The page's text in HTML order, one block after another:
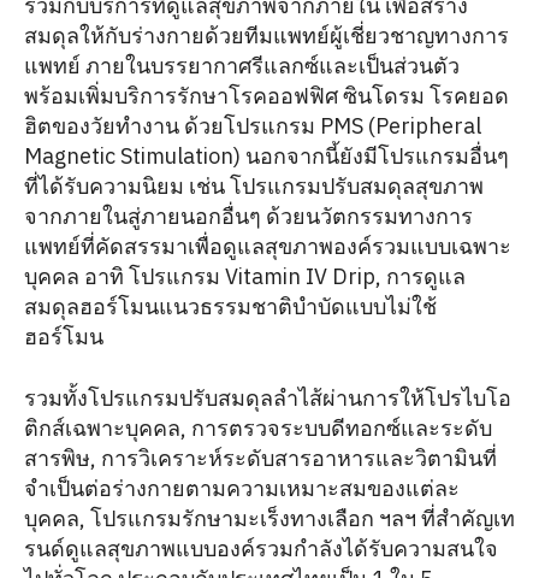
สมดุลให้กับร่างกายด้วยทีมแพทย์ผู้เชี่ยวชาญทางการ
แพทย์ ภายในบรรยากาศรีแลกซ์และเป็นส่วนตัว
พร้อมเพิ่มบริการรักษาโรคออฟฟิศ ซินโดรม โรคยอด
ฮิตของวัยทำงาน ด้วยโปรแกรม PMS (Peripheral
Magnetic Stimulation) นอกจากนี้ยังมีโปรแกรมอื่นๆ
ที่ได้รับความนิยม เช่น โปรแกรมปรับสมดุลสุขภาพ
จากภายในสู่ภายนอกอื่นๆ ด้วยนวัตกรรมทางการ
แพทย์ที่คัดสรรมาเพื่อดูแลสุขภาพองค์รวมแบบเฉพาะ
บุคคล อาทิ โปรแกรม Vitamin IV Drip, การดูแล
สมดุลฮอร์โมนแนวธรรมชาติบำบัดแบบไม่ใช้
ฮอร์โมน
รวมทั้งโปรแกรมปรับสมดุลลำไส้ผ่านการให้โปรไบโอ
ติกส์เฉพาะบุคคล, การตรวจระบบดีทอกซ์และระดับ
สารพิษ, การวิเคราะห์ระดับสารอาหารและวิตามินที่
จำเป็นต่อร่างกายตามความเหมาะสมของแต่ละ
บุคคล, โปรแกรมรักษามะเร็งทางเลือก ฯลฯ ที่สำคัญเท
รนด์ดูแลสุขภาพแบบองค์รวมกำลังได้รับความสนใจ